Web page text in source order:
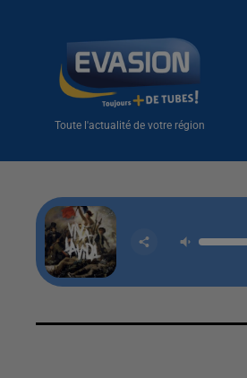
Toute l'actualité de votre région